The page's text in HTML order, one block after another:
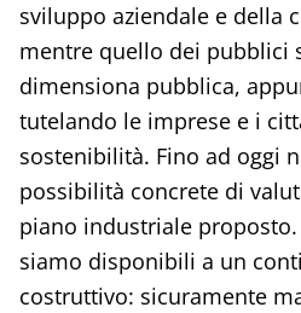
sviluppo aziendale e della
mentre quello dei pubblici
dimensiona pubblica,
tutelando le imprese e i
sostenibilità. Fino ad oggi
possibilità concrete di
piano industriale proposto.
siamo disponibili a un
costruttivo: sicuramente